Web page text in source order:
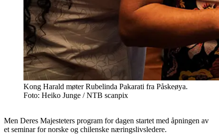
Kong Harald møter Rubelinda Pakarati fra Påskeøya.
Foto: Heiko Junge / NTB scanpix
Men Deres Majesteters program for dagen startet med åpningen av
et seminar for norske og chilenske næringslivsledere.